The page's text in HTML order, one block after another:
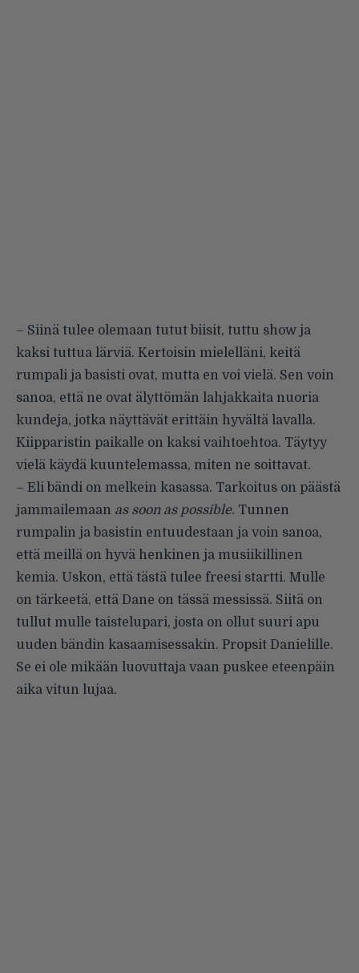
– Siinä tulee olemaan tutut biisit, tuttu show ja
kaksi tuttua lärviä. Kertoisin mielelläni, keitä
rumpali ja basisti ovat, mutta en voi vielä. Sen voin
sanoa, että ne ovat älyttömän lahjakkaita nuoria
kundeja, jotka näyttävät erittäin hyvältä lavalla.
Kiipparistin paikalle on kaksi vaihtoehtoa. Täytyy
vielä käydä kuuntelemassa, miten ne soittavat.
– Eli bändi on melkein kasassa. Tarkoitus on päästä
jammailemaan as soon as possible. Tunnen
rumpalin ja basistin entuudestaan ja voin sanoa,
että meillä on hyvä henkinen ja musiikillinen
kemia. Uskon, että tästä tulee freesi startti. Mulle
on tärkeetä, että Dane on tässä messissä. Siitä on
tullut mulle taistelupari, josta on ollut suuri apu
uuden bändin kasaamisessakin. Propsit Danielille.
Se ei ole mikään luovuttaja vaan puskee eteenpäin
aika vitun lujaa.